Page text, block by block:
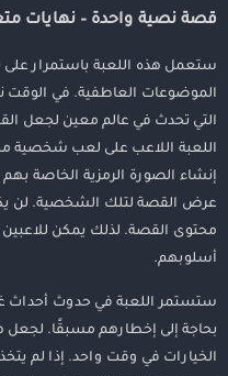
قصة نصية واحدة – نهايات
ستعمل هذه اللعبة باستمرار
الموضوعات العاطفية. في
التي تحدث في عالم معين لجعل
اللعبة اللاعب على لعب شخصية
إنشاء الصورة الرمزية الخاصة بهم
عرض القصة لتلك الشخصية. لن
محتوى القصة. لذلك يمكن
أسلوبهم.
ستستمر اللعبة في حدوث أحداث
بحاجة إلى إخطارهم مسبقًا. لجعل
الخيارات في وقت واحد. إذا لم